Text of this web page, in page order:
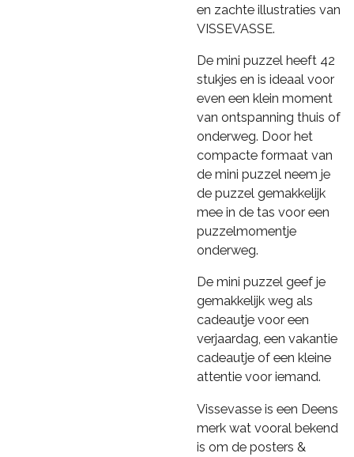
en zachte illustraties van
VISSEVASSE.
De mini puzzel heeft 42
stukjes en is ideaal voor
even een klein moment
van ontspanning thuis of
onderweg. Door het
compacte formaat van
de mini puzzel neem je
de puzzel gemakkelijk
mee in de tas voor een
puzzelmomentje
onderweg.
De mini puzzel geef je
gemakkelijk weg als
cadeautje voor een
verjaardag, een vakantie
cadeautje of een kleine
attentie voor iemand.
Vissevasse is een Deens
merk wat vooral bekend
is om de posters &